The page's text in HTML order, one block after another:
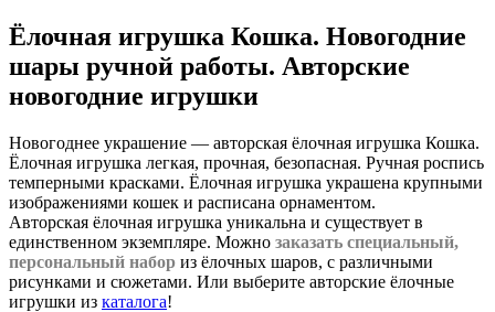
Ёлочная игрушка Кошка. Новогодние
шары ручной работы. Авторские
новогодние игрушки
Новогоднее украшение — авторская ёлочная игрушка Кошка.
Ёлочная игрушка легкая, прочная, безопасная. Ручная роспись
темперными красками. Ёлочная игрушка украшена крупными
изображениями кошек и расписана орнаментом.
Авторская ёлочная игрушка уникальна и существует в
единственном экземпляре. Можно заказать специальный,
персональный набор из ёлочных шаров, с различными
рисунками и сюжетами. Или выберите авторские ёлочные
игрушки из каталога!